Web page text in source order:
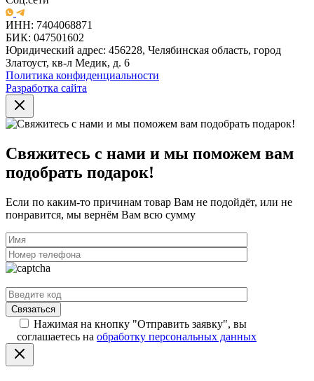
ИНН: 7404068871
БИК: 047501602
Юридический адрес: 456228, Челябинская область, город
Златоуст, кв-л Медик, д. 6
Политика конфиденциальности
Разработка сайта
Свяжитесь с нами и мы поможем вам
подобрать подарок!
Если по каким-то причинам товар Вам не подойдёт, или не
понравится, мы вернём Вам всю сумму
Нажимая на кнопку "Отправить заявку", вы
соглашаетесь на обработку персональных данных